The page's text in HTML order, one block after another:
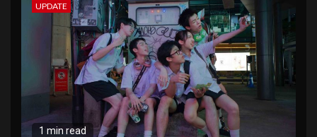
UPDATE
1 min read